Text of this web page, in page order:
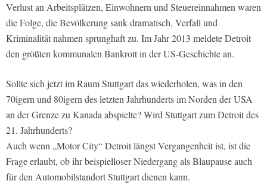
Verlust an Arbeitsplätzen, Einwohnern und Steuereinnahmen waren
die Folge, die Bevölkerung sank dramatisch, Verfall und
Kriminalität nahmen sprunghaft zu. Im Jahr 2013 meldete Detroit
den größten kommunalen Bankrott in der US-Geschichte an.
Sollte sich jetzt im Raum Stuttgart das wiederholen, was in den
70igern und 80igern des letzten Jahrhunderts im Norden der USA
an der Grenze zu Kanada abspielte? Wird Stuttgart zum Detroit des
21. Jahrhunderts?
Auch wenn „Motor City“ Detroit längst Vergangenheit ist, ist die
Frage erlaubt, ob ihr beispielloser Niedergang als Blaupause auch
für den Automobilstandort Stuttgart dienen kann.